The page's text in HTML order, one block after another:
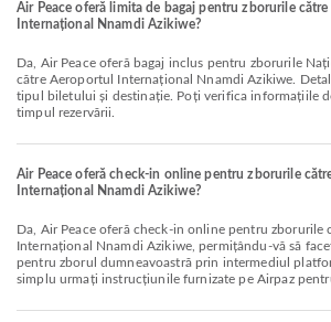
Air Peace oferă limita de bagaj pentru zborurile către
Internațional Nnamdi Azikiwe?
Da, Air Peace oferă bagaj inclus pentru zborurile Național & Internațional
către Aeroportul Internațional Nnamdi Azikiwe.
tipul biletului și destinație. Poți verifica informațiile
timpul rezervării.
Air Peace oferă check-in online pentru zborurile
Internațional Nnamdi Azikiwe?
Da, Air Peace oferă check-in online pentru zborurile către Aeroportul
Internațional Nnamdi Azikiwe, permițându-vă să
pentru zborul dumneavoastră prin intermediul
simplu urmați instrucțiunile furnizate pe Airpaz